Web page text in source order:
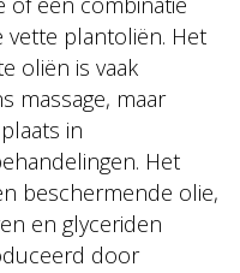
plantoliën. Het
oliën is vaak
massage, maar
in
Het
beschermende olie,
en glyceriden
door